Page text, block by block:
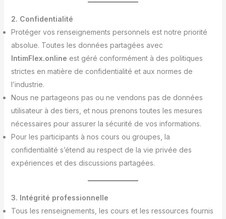
2. Confidentialité
Protéger vos renseignements personnels est notre priorité
absolue. Toutes les données partagées avec
IntimFlex.online est géré conformément à des politiques
strictes en matière de confidentialité et aux normes de
l’industrie.
Nous ne partageons pas ou ne vendons pas de données
utilisateur à des tiers, et nous prenons toutes les mesures
nécessaires pour assurer la sécurité de vos informations.
Pour les participants à nos cours ou groupes, la
confidentialité s’étend au respect de la vie privée des
expériences et des discussions partagées.
3. Intégrité professionnelle
Tous les renseignements, les cours et les ressources fournis